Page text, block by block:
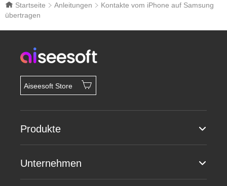
Startseite Anleitungen
Kontakte vom iPhone auf Samsung
übertragen
Aiseesoft Store
Produkte
Unternehmen